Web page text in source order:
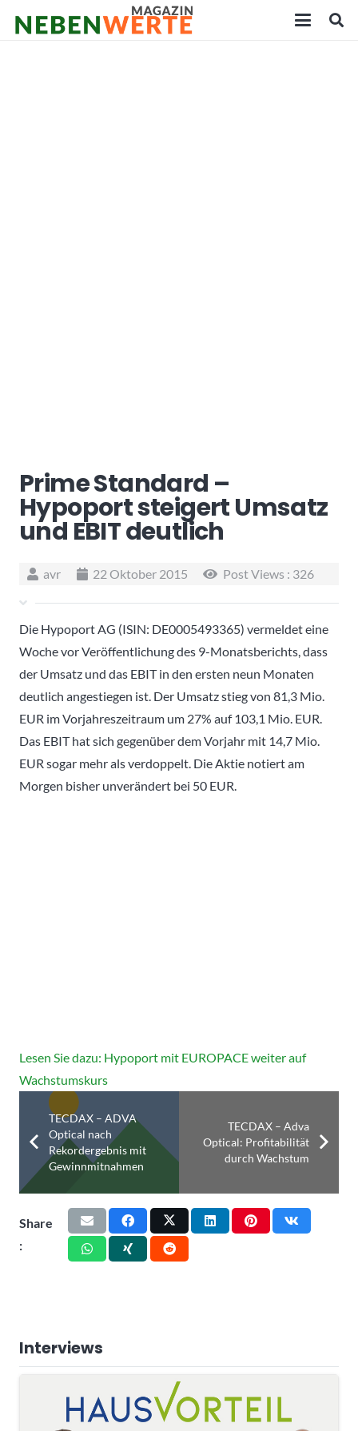
Prime Standard –
Hypoport steigert Umsatz
und EBIT deutlich
avr 22 Oktober 2015 Post Views : 326
Die Hypoport AG (ISIN: DE0005493365) vermeldet eine
Woche vor Veröffentlichung des 9-Monatsberichts, dass
der Umsatz und das EBIT in den ersten neun Monaten
deutlich angestiegen ist. Der Umsatz stieg von 81,3 Mio.
EUR im Vorjahreszeitraum um 27% auf 103,1 Mio. EUR.
Das EBIT hat sich gegenüber dem Vorjahr mit 14,7 Mio.
EUR sogar mehr als verdoppelt. Die Aktie notiert am
Morgen bisher unverändert bei 50 EUR.
Lesen Sie dazu: Hypoport mit EUROPACE weiter auf
Wachstumskurs
TECDAX – ADVA
Optical nach
Rekordergebnis mit
Gewinnmitnahmen
TECDAX – Adva
Optical: Profitabilität
durch Wachstum
Share
:
Interviews